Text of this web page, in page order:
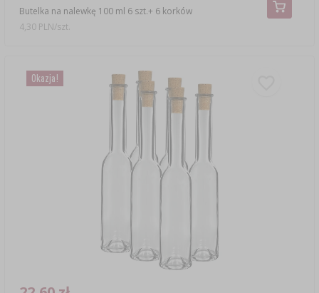
Butelka na nalewkę 100 ml 6 szt.+ 6 korków
4,30 PLN/szt.
Okazja!